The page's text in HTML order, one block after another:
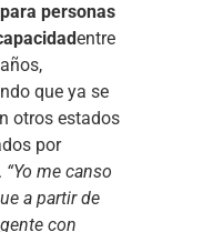
personas
entre
que ya se
otros estados
por
“Yo me canso
a partir de
con